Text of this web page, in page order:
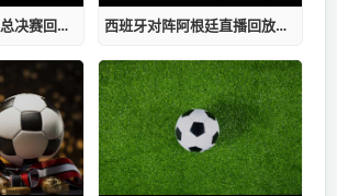
西班牙对阵阿根廷总决赛回放缓冲液 西班牙对阵阿根廷直播回放在哪看直播